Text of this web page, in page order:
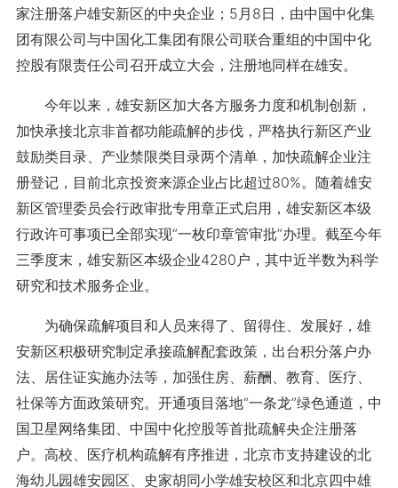
家注册落户雄安新区的中央企业；5月8日，由中国中化集
团有限公司与中国化工集团有限公司联合重组的中国中化
控股有限责任公司召开成立大会，注册地同样在雄安。
今年以来，雄安新区加大各方服务力度和机制创新，
加快承接北京非首都功能疏解的步伐，严格执行新区产业
鼓励类目录、产业禁限类目录两个清单，加快疏解企业注
册登记，目前北京投资来源企业占比超过80%。随着雄安
新区管理委员会行政审批专用章正式启用，雄安新区本级
行政许可事项已全部实现“一枚印章管审批”办理。截至今年
三季度末，雄安新区本级企业4280户，其中近半数为科学
研究和技术服务企业。
为确保疏解项目和人员来得了、留得住、发展好，雄
安新区积极研究制定承接疏解配套政策，出台积分落户办
法、居住证实施办法等，加强住房、薪酬、教育、医疗、
社保等方面政策研究。开通项目落地“一条龙”绿色通道，中
国卫星网络集团、中国中化控股等首批疏解央企注册落
户。高校、医疗机构疏解有序推进，北京市支持建设的北
海幼儿园雄安园区、史家胡同小学雄安校区和北京四中雄